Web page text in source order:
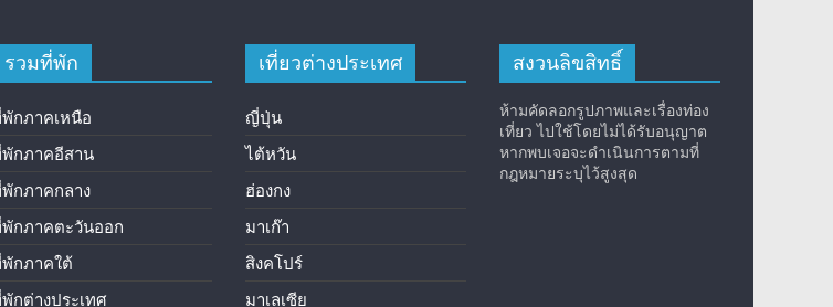
รวมที่พัก
กภาคเหนือ
กภาคอีสาน
กภาคกลาง
กภาคตะวันออก
กภาคใต้
กต่างประเทศ
เที่ยวต่างประเทศ
ญี่ปุ่น
ไต้หวัน
ฮ่องกง
มาเก๊า
สิงคโปร์
มาเลเซีย
สงวนลิขสิทธิ์
ห้ามคัดลอกรูปภาพและเรื่องท่อง
เที่ยว ไปใช้โดยไม่ได้รับอนุญาต
หากพบเจอจะดำเนินการตามที่
กฎหมายระบุไว้สูงสุด